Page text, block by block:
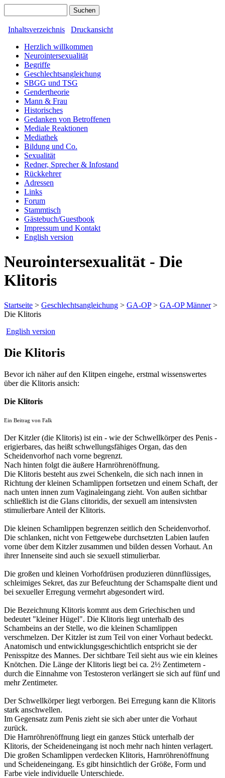
Inhaltsverzeichnis
Druckansicht
Herzlich willkommen
Neurointersexualität
Begriffe
Geschlechtsangleichung
SBGG und TSG
Gendertheorie
Mann & Frau
Historisches
Gedanken von Betroffenen
Mediale Reaktionen
Mediathek
Bildung und Co.
Sexualität
Redner, Sprecher & Infostand
Rückkehrer
Adressen
Links
Forum
Stammtisch
Gästebuch/Guestbook
Impressum und Kontakt
English version
Neurointersexualität - Die
Klitoris
Startseite > Geschlechtsangleichung > GA-OP> GA-OP Männer>
Die Klitoris
English version
Die Klitoris
Bevor ich näher auf den Klitpen eingehe, erstmal wissenswertes
über die Klitoris ansich:
Die Klitoris
Ein Beitrag von Falk
Der Kitzler (die Klitoris) ist ein - wie der Schwellkörper des Penis -
erigierbares, das heißt schwellungsfähiges Organ, das den
Scheidenvorhof nach vorne begrenzt.
Nach hinten folgt die äußere Harnröhrenöffnung.
Die Klitoris besteht aus zwei Schenkeln, die sich nach innen in
Richtung der kleinen Schamlippen fortsetzen und einem Schaft, der
nach unten innen zum Vaginaleingang zieht. Von außen sichtbar
schließlich ist die Glans clitoridis, der sexuell am intensivsten
stimulierbare Anteil der Klitoris.
Die kleinen Schamlippen begrenzen seitlich den Scheidenvorhof.
Die schlanken, nicht von Fettgewebe durchsetzten Labien laufen
vorne über dem Kitzler zusammen und bilden dessen Vorhaut. An
ihrer Innenseite sind auch sie sexuell stimulierbar.
Die großen und kleinen Vorhofdrüsen produzieren dünnflüssiges,
schleimiges Sekret, das zur Befeuchtung der Schamspalte dient und
bei sexueller Erregung vermehrt abgesondert wird.
Die Bezeichnung Klitoris kommt aus dem Griechischen und
bedeutet "kleiner Hügel". Die Klitoris liegt unterhalb des
Schambeins an der Stelle, wo die kleinen Schamlippen
verschmelzen. Der Kitzler ist zum Teil von einer Vorhaut bedeckt.
Anatomisch und entwicklungsgeschichtlich entspricht sie der
Penisspitze des Mannes. Der sichtbare Teil sieht aus wie ein kleines
Knötchen. Die Länge der Klitoris liegt bei ca. 2½ Zentimetern -
durch die Einnahme von Testosteron verlängert sie sich auf fünf und
mehr Zentimeter.
Der Schwellkörper liegt verborgen. Bei Erregung kann die Klitoris
stark anschwellen.
Im Gegensatz zum Penis zieht sie sich aber unter die Vorhaut
zurück.
Die Harnröhrenöffnung liegt ein ganzes Stück unterhalb der
Klitoris, der Scheideneingang ist noch mehr nach hinten verlagert.
Die großen Schamlippen verdecken Klitoris, Harnröhrenöffnung
und Scheideneingang. Es gibt hinsichtlich der Größe, Form und
Farbe viele individuelle Unterschiede.